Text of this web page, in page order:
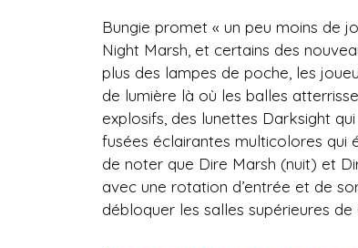
Bungie promet « un peu moins de
Night Marsh, et certains des
plus des lampes de poche, les
de lumière là où les balles
explosifs, des lunettes Darksight
fusées éclairantes multicolores qui
de noter que Dire Marsh (nuit) et
avec une rotation d’entrée et de
débloquer les salles supérieures